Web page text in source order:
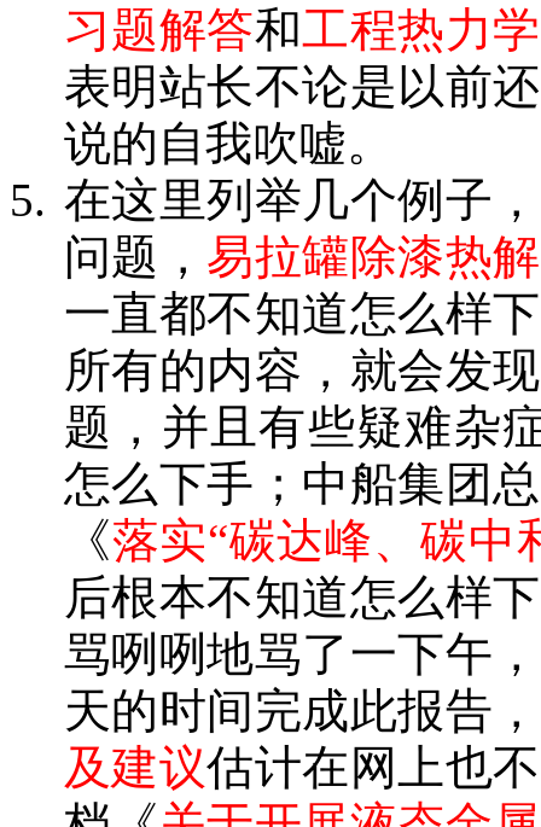
习题解答和工程热力
表明站长不论是以前
说的自我吹嘘。
在这里列举几个例子
问题， 易拉罐除漆热
一直都不知道怎么样
所有的内容，就会发
题，并且有些疑难杂
怎么下手；中船集团
《落实“碳达峰、碳中
后根本不知道怎么样
骂咧咧地骂了一下午
天的时间完成此报告
及建议估计在网上也